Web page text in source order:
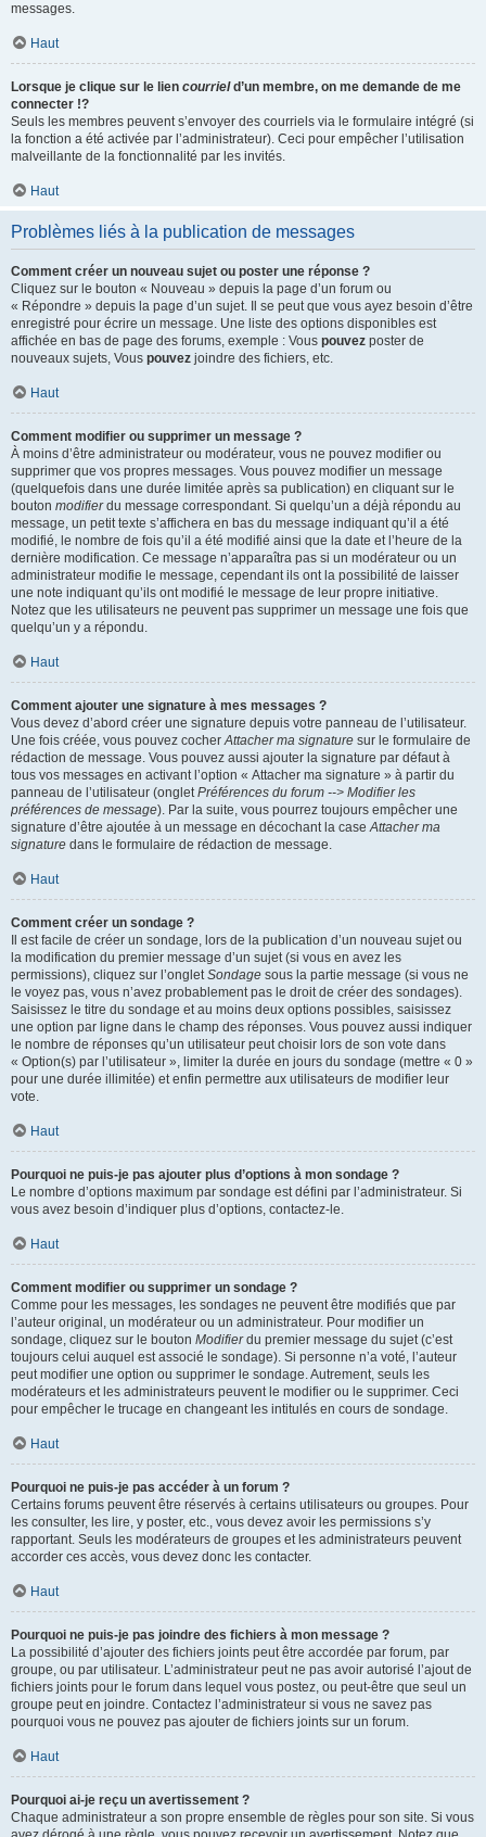
messages.
Haut
Lorsque je clique sur le lien courrield’un membre, on me demande de me
connecter !?
Seuls les membres peuvent s’envoyer des courriels via le formulaire intégré (si
la fonction a été activée par l’administrateur). Ceci pour empêcher l’utilisation
malveillante de la fonctionnalité par les invités.
Haut
Problèmes liés à la publication de messages
Comment créer un nouveau sujet ou poster une réponse ?
Cliquez sur le bouton « Nouveau » depuis la page d’un forum ou
« Répondre » depuis la page d’un sujet. Il se peut que vous ayez besoin d’être
enregistré pour écrire un message. Une liste des options disponibles est
affichée en bas de page des forums, exemple : Vous pouvez poster de
nouveaux sujets, Vous pouvez joindre des fichiers, etc.
Haut
Comment modifier ou supprimer un message ?
À moins d’être administrateur ou modérateur, vous ne pouvez modifier ou
supprimer que vos propres messages. Vous pouvez modifier un message
(quelquefois dans une durée limitée après sa publication) en cliquant sur le
bouton modifierdu message correspondant. Si quelqu’un a déjà répondu au
message, un petit texte s’affichera en bas du message indiquant qu’il a été
modifié, le nombre de fois qu’il a été modifié ainsi que la date et l’heure de la
dernière modification. Ce message n’apparaîtra pas si un modérateur ou un
administrateur modifie le message, cependant ils ont la possibilité de laisser
une note indiquant qu’ils ont modifié le message de leur propre initiative.
Notez que les utilisateurs ne peuvent pas supprimer un message une fois que
quelqu’un y a répondu.
Haut
Comment ajouter une signature à mes messages ?
Vous devez d’abord créer une signature depuis votre panneau de l’utilisateur.
Une fois créée, vous pouvez cocherAttacher ma signature sur le formulaire de
rédaction de message. Vous pouvez aussi ajouter la signature par défaut à
tous vos messages en activant l’option « Attacher ma signature » à partir du
panneau de l’utilisateur (ongletPréférences du forum --> Modifier les
préférences de message). Par la suite, vous pourrez toujours empêcher une
signature d’être ajoutée à un message en décochant la caseAttacher ma
signature dans le formulaire de rédaction de message.
Haut
Comment créer un sondage ?
Il est facile de créer un sondage, lors de la publication d’un nouveau sujet ou
la modification du premier message d’un sujet (si vous en avez les
permissions), cliquez sur l’ongletSondage sous la partie message (si vous ne
le voyez pas, vous n’avez probablement pas le droit de créer des sondages).
Saisissez le titre du sondage et au moins deux options possibles, saisissez
une option par ligne dans le champ des réponses. Vous pouvez aussi indiquer
le nombre de réponses qu’un utilisateur peut choisir lors de son vote dans
« Option(s) par l’utilisateur », limiter la durée en jours du sondage (mettre « 0 »
pour une durée illimitée) et enfin permettre aux utilisateurs de modifier leur
vote.
Haut
Pourquoi ne puis-je pas ajouter plus d’options à mon sondage ?
Le nombre d’options maximum par sondage est défini par l’administrateur. Si
vous avez besoin d’indiquer plus d’options, contactez-le.
Haut
Comment modifier ou supprimer un sondage ?
Comme pour les messages, les sondages ne peuvent être modifiés que par
l’auteur original, un modérateur ou un administrateur. Pour modifier un
sondage, cliquez sur le bouton Modifierdu premier message du sujet (c’est
toujours celui auquel est associé le sondage). Si personne n’a voté, l’auteur
peut modifier une option ou supprimer le sondage. Autrement, seuls les
modérateurs et les administrateurs peuvent le modifier ou le supprimer. Ceci
pour empêcher le trucage en changeant les intitulés en cours de sondage.
Haut
Pourquoi ne puis-je pas accéder à un forum ?
Certains forums peuvent être réservés à certains utilisateurs ou groupes. Pour
les consulter, les lire, y poster, etc., vous devez avoir les permissions s’y
rapportant. Seuls les modérateurs de groupes et les administrateurs peuvent
accorder ces accès, vous devez donc les contacter.
Haut
Pourquoi ne puis-je pas joindre des fichiers à mon message ?
La possibilité d’ajouter des fichiers joints peut être accordée par forum, par
groupe, ou par utilisateur. L’administrateur peut ne pas avoir autorisé l’ajout de
fichiers joints pour le forum dans lequel vous postez, ou peut-être que seul un
groupe peut en joindre. Contactez l’administrateur si vous ne savez pas
pourquoi vous ne pouvez pas ajouter de fichiers joints sur un forum.
Haut
Pourquoi ai-je reçu un avertissement ?
Chaque administrateur a son propre ensemble de règles pour son site. Si vous